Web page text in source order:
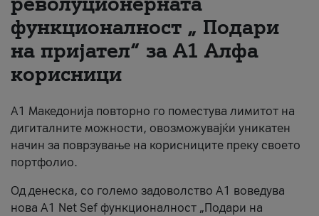
За нас
#ПодобарОнлајн
функционалност „ Подари
на пријател“ за А1 Алфа
корисници
А1 Македонија повторно го поместува лимитот на
дигиталните можности, овозможувајќи уникатен
начин за поврзување на корисниците преку своето
портфолио.
Од денеска, со големо задоволство А1 воведува
нова A1 Net Sef функционалност „Подари на